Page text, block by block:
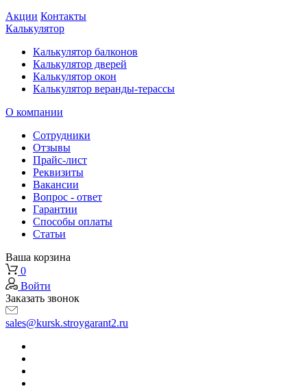
Акции Контакты
Калькулятор
Калькулятор балконов
Калькулятор дверей
Калькулятор окон
Калькулятор веранды-терассы
О компании
Сотрудники
Отзывы
Прайс-лист
Реквизиты
Вакансии
Вопрос - ответ
Гарантии
Способы оплаты
Статьи
Ваша корзина
0
Войти
Заказать звонок
sales@kursk.stroygarant2.ru